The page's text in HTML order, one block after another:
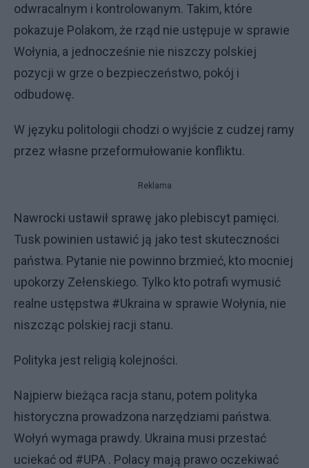
odwracalnym i kontrolowanym. Takim, które
pokazuje Polakom, że rząd nie ustępuje w sprawie
Wołynia, a jednocześnie nie niszczy polskiej
pozycji w grze o bezpieczeństwo, pokój i
odbudowę.
W języku politologii chodzi o wyjście z cudzej ramy
przez własne przeformułowanie konfliktu.
Reklama
Nawrocki ustawił sprawę jako plebiscyt pamięci.
Tusk powinien ustawić ją jako test skuteczności
państwa. Pytanie nie powinno brzmieć, kto mocniej
upokorzy Zełenskiego. Tylko kto potrafi wymusić
realne ustępstwa #Ukraina w sprawie Wołynia, nie
niszcząc polskiej racji stanu.
Polityka jest religią kolejności.
Najpierw bieżąca racja stanu, potem polityka
historyczna prowadzona narzędziami państwa.
Wołyń wymaga prawdy. Ukraina musi przestać
uciekać od #UPA . Polacy mają prawo oczekiwać